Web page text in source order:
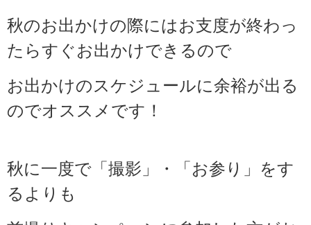
秋のお出かけの際にはお支度が終わっ
たらすぐお出かけできるので
お出かけのスケジュールに余裕が出る
のでオススメです！
秋に一度で「撮影」・「お参り」をす
るよりも